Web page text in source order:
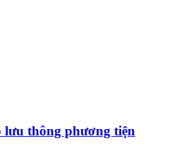
lưu thông phương tiện